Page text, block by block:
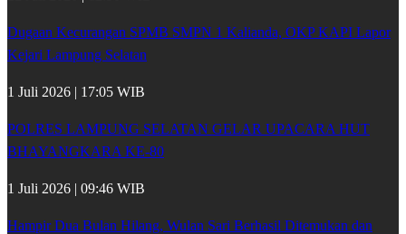
Dugaan Kecurangan SPMB SMPN 1 Kalianda, OKP KAPI Lapor
Kejari Lampung Selatan
1 Juli 2026 | 17:05 WIB
POLRES LAMPUNG SELATAN GELAR UPACARA HUT
BHAYANGKARA KE-80
1 Juli 2026 | 09:46 WIB
Hampir Dua Bulan Hilang, Wulan Sari Berhasil Ditemukan dan